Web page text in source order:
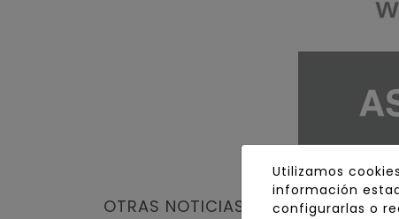
OTRAS NOTICIAS DE RD LUNA
Utilizamos
información
configurarlas o